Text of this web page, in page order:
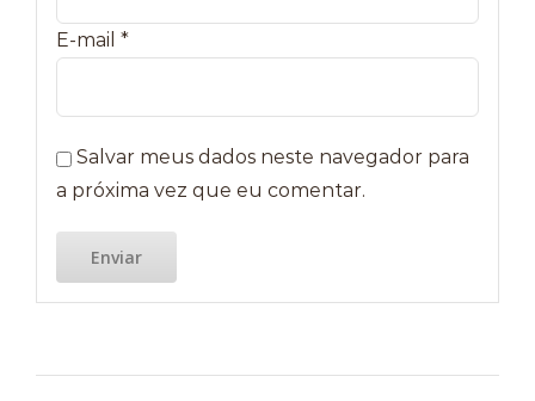
E-mail *
Salvar meus dados neste navegador para
a próxima vez que eu comentar.